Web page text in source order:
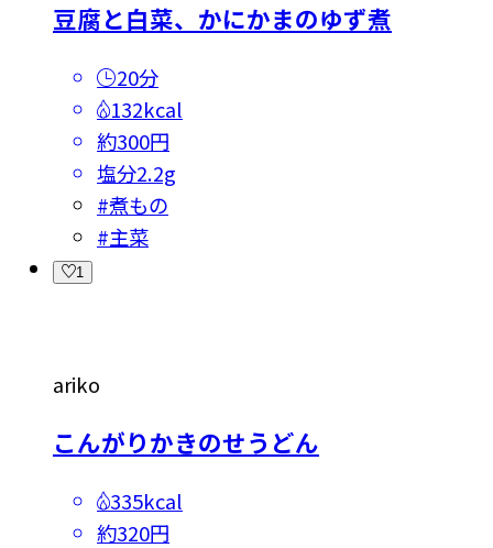
豆腐と白菜、かにかまのゆず煮
20分
132kcal
約300円
塩分2.2g
#煮もの
#主菜
1
ariko
こんがりかきのせうどん
335kcal
約320円